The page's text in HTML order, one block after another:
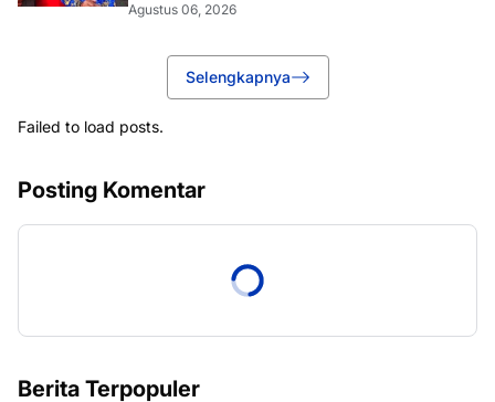
Agustus 06, 2026
Selengkapnya
Failed to load posts.
Posting Komentar
Berita Terpopuler